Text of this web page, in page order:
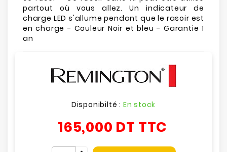
partout où vous allez. Un indicateur de
charge LED s'allume pendant que le rasoir est
en charge - Couleur Noir et bleu - Garantie 1
an
Disponibilté : En stock
165,000 DT TTC